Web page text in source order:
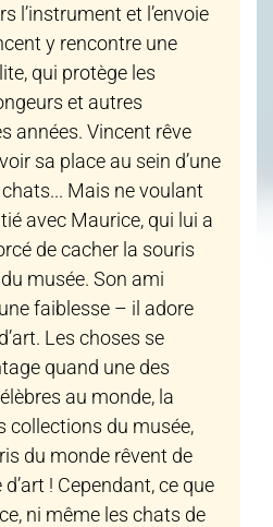
l’instrument et l’envoie
y rencontre une
qui protège les
et autres
années. Vincent rêve
sa place au sein d’une
Mais ne voulant
avec Maurice, qui lui a
de cacher la souris
musée. Son ami
faiblesse – il adore
Les choses se
quand une des
au monde, la
collections du musée,
du monde rêvent de
! Cependant, ce que
ni même les chats de